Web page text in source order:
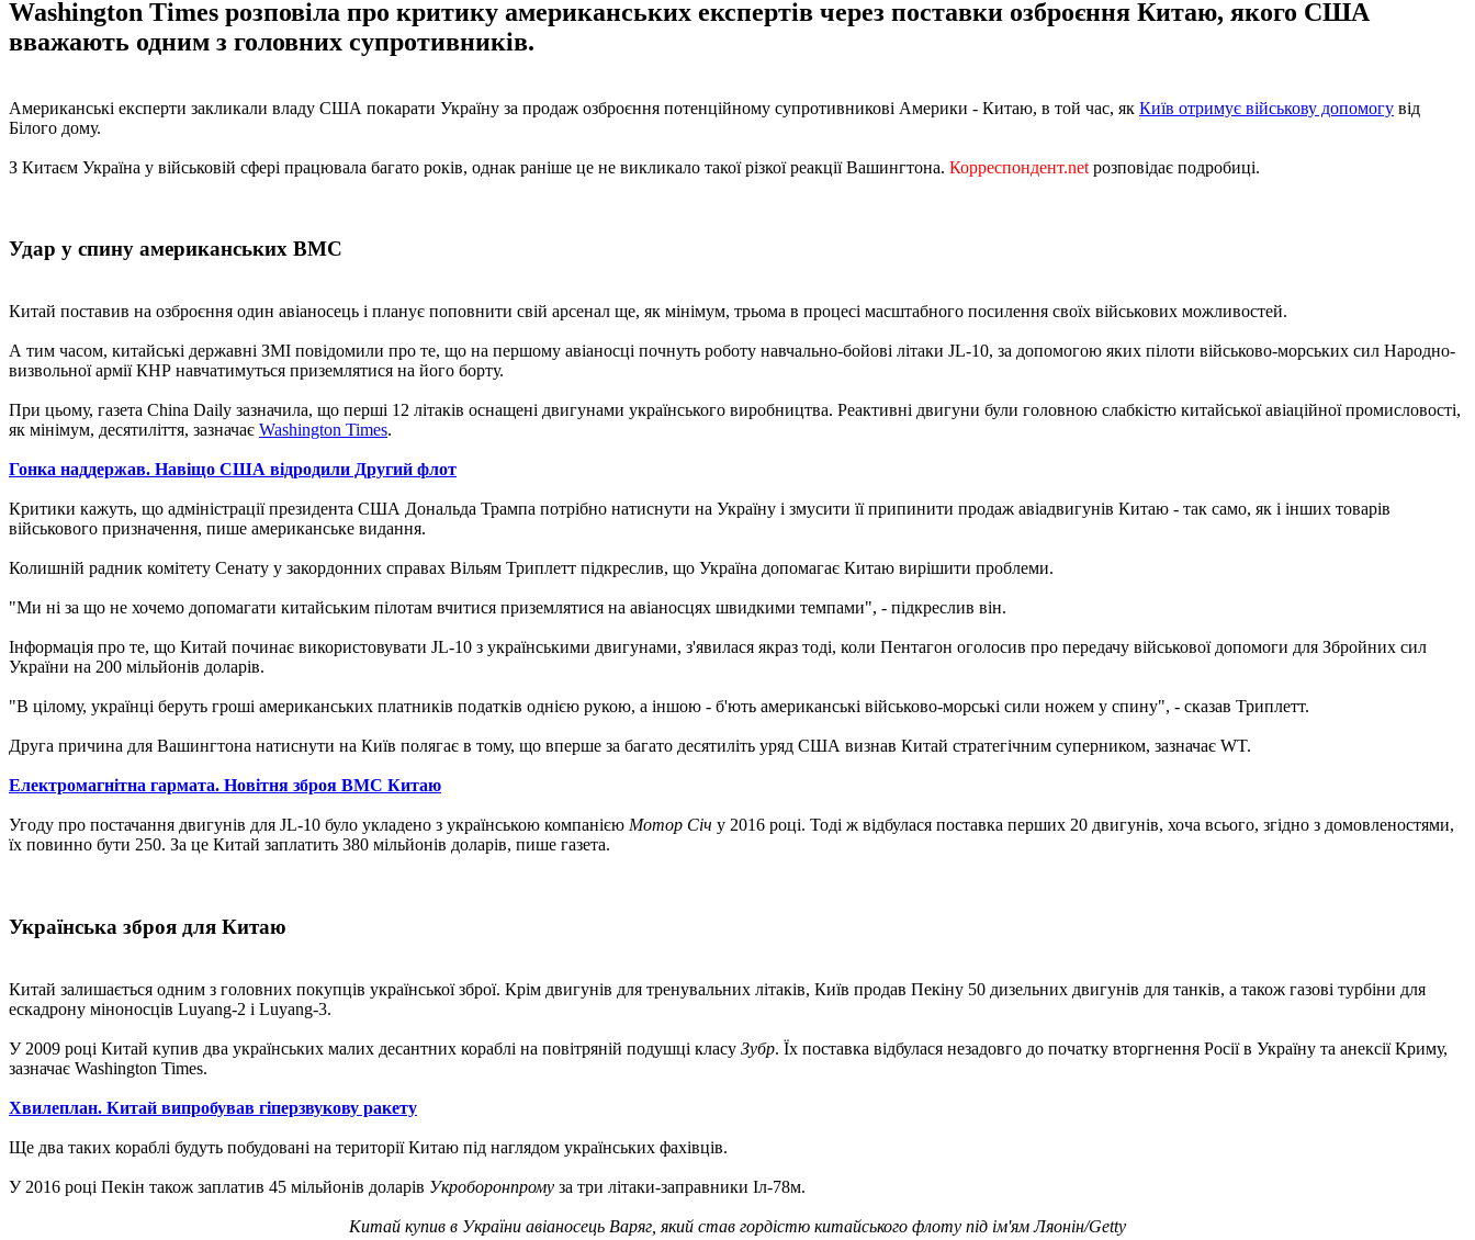
Washington Times розповіла про критику американських експертів через поставки озброєння Китаю, якого США
вважають одним з головних супротивників.
Американські експерти закликали владу США покарати Україну за продаж озброєння потенційному супротивникові Америки - Китаю, в той час, як Київ отримує військову допомогу від
Білого дому.
З Китаєм Україна у військовій сфері працювала багато років, однак раніше це не викликало такої різкої реакції Вашингтона. Корреспондент.net розповідає подробиці.
Удар у спину американських ВМС
Китай поставив на озброєння один авіаносець і планує поповнити свій арсенал ще, як мінімум, трьома в процесі масштабного посилення своїх військових можливостей.
А тим часом, китайські державні ЗМІ повідомили про те, що на першому авіаносці почнуть роботу навчально-бойові літаки JL-10, за допомогою яких пілоти військово-морських сил Народно-
визвольної армії КНР навчатимуться приземлятися на його борту.
При цьому, газета China Daily зазначила, що перші 12 літаків оснащені двигунами українського виробництва. Реактивні двигуни були головною слабкістю китайської авіаційної промисловості,
як мінімум, десятиліття, зазначає Washington Times.
Гонка наддержав. Навіщо США відродили Другий флот
Критики кажуть, що адміністрації президента США Дональда Трампа потрібно натиснути на Україну і змусити її припинити продаж авіадвигунів Китаю - так само, як і інших товарів
військового призначення, пише американське видання.
Колишній радник комітету Сенату у закордонних справах Вільям Триплетт підкреслив, що Україна допомагає Китаю вирішити проблеми.
"Ми ні за що не хочемо допомагати китайським пілотам вчитися приземлятися на авіаносцях швидкими темпами", - підкреслив він.
Інформація про те, що Китай починає використовувати JL-10 з українськими двигунами, з'явилася якраз тоді, коли Пентагон оголосив про передачу військової допомоги для Збройних сил
України на 200 мільйонів доларів.
"В цілому, українці беруть гроші американських платників податків однією рукою, а іншою - б'ють американські військово-морські сили ножем у спину", - сказав Триплетт.
Друга причина для Вашингтона натиснути на Київ полягає в тому, що вперше за багато десятиліть уряд США визнав Китай стратегічним суперником, зазначає WT.
Електромагнітна гармата. Новітня зброя ВМС Китаю
Угоду про постачання двигунів для JL-10 було укладено з українською компанією Мотор Січ у 2016 році. Тоді ж відбулася поставка перших 20 двигунів, хоча всього, згідно з домовленостями,
їх повинно бути 250. За це Китай заплатить 380 мільйонів доларів, пише газета.
Українська зброя для Китаю
Китай залишається одним з головних покупців української зброї. Крім двигунів для тренувальних літаків, Київ продав Пекіну 50 дизельних двигунів для танків, а також газові турбіни для
ескадрону міноносців Luyang-2 і Luyang-3.
У 2009 році Китай купив два українських малих десантних кораблі на повітряній подушці класу Зубр. Їх поставка відбулася незадовго до початку вторгнення Росії в Україну та анексії Криму,
зазначає Washington Times.
Хвилеплан. Китай випробував гіперзвукову ракету
Ще два таких кораблі будуть побудовані на території Китаю під наглядом українських фахівців.
У 2016 році Пекін також заплатив 45 мільйонів доларів Укроборонпрому за три літаки-заправники Іл-78м.
Китай купив в України авіаносець Варяг, який став гордістю китайського флоту під ім'ям Ляонін/Getty